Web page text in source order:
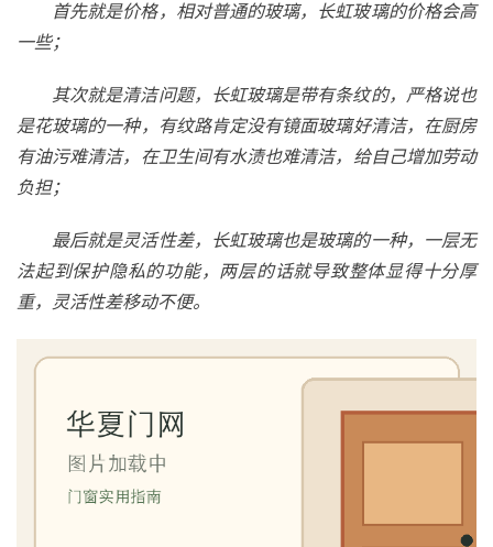
首先就是价格，相对普通的玻璃，长虹玻璃的价格会高
一些；
其次就是清洁问题，长虹玻璃是带有条纹的，严格说也
是花玻璃的一种，有纹路肯定没有镜面玻璃好清洁，在厨房
有油污难清洁，在卫生间有水渍也难清洁，给自己增加劳动
负担；
最后就是灵活性差，长虹玻璃也是玻璃的一种，一层无
法起到保护隐私的功能，两层的话就导致整体显得十分厚
重，灵活性差移动不便。